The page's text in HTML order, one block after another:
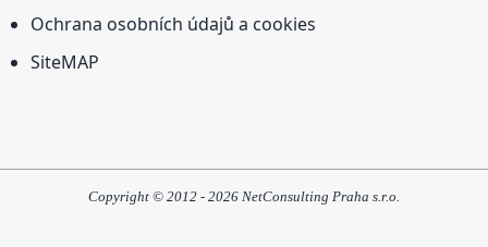
Ochrana osobních údajů a cookies
SiteMAP
Copyright © 2012 - 2026 NetConsulting Praha s.r.o.